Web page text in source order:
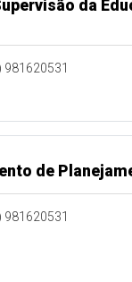
da
981620531
de
981620531